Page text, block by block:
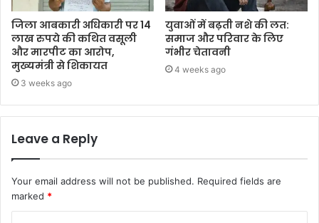
जिला आबकारी अधिकारी पर 14
लाख रुपये की कथित वसूली
और मारपीट का आरोप,
मुख्यमंत्री से शिकायत
3 weeks ago
युवाओं में बढ़ती नशे की लत:
समाज और परिवार के लिए
गंभीर चेतावनी
4 weeks ago
Leave a Reply
Your email address will not be published. Required fields are
marked *